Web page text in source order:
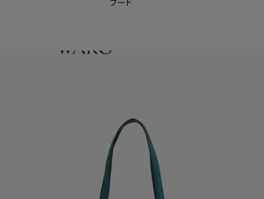
【会員様限定】夏のプレゼントキャンペーン開催中
フード